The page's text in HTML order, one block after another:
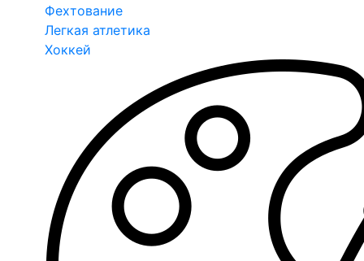
Фехтование
Легкая атлетика
Хоккей